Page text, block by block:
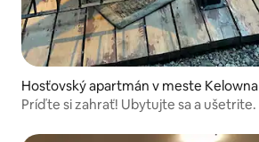
Hosťovský apartmán v meste Kelowna
Príďte si zahrať! Ubytujte sa a ušetrite.